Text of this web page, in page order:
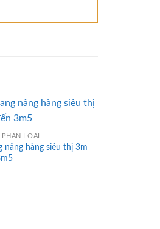
LOẠI
nâng hàng siêu thị 3m